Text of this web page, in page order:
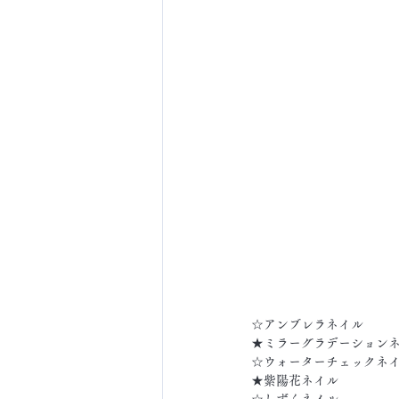
☆アンブレラネイル
★ミラーグラデーション
☆ウォーターチェックネ
★紫陽花ネイル